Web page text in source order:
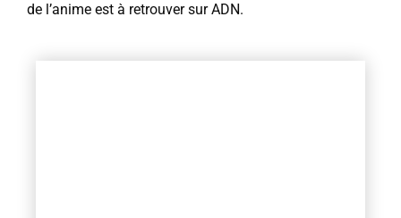
de l’anime est à retrouver sur ADN.